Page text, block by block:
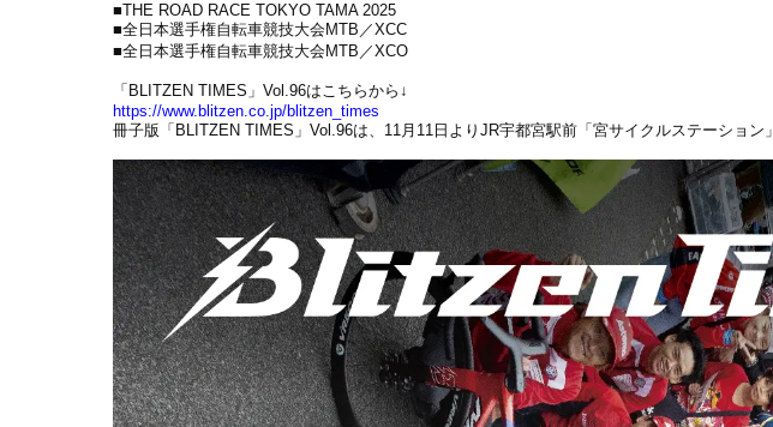
■THE ROAD RACE TOKYO TAMA 2025
■全日本選手権自転車競技大会MTB／XCC
■全日本選手権自転車競技大会MTB／XCO
「BLITZEN TIMES」Vol.96はこちらから↓
https://www.blitzen.co.jp/blitzen_times
冊子版「BLITZEN TIMES」Vol.96は、11月11日よりJR宇都宮駅前「宮サイクルステーション